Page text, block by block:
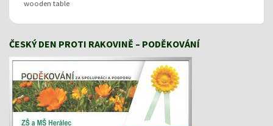
wooden table
ČESKÝ DEN PROTI RAKOVINĚ – PODĚKOVÁNÍ